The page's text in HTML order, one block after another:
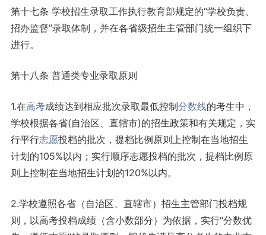
第十七条 学校招生录取工作执行教育部规定的“学校负责、
招办监督”录取体制，并在各省级招生主管部门统一组织下
进行。
第十八条 普通类专业录取原则
1.在高考成绩达到相应批次录取最低控制分数线的考生中，
学校根据各省(自治区、直辖市)的招生政策和有关规定，实
行平行志愿投档的批次，提档比例原则上控制在当地招生
计划的105%以内；实行顺序志愿投档的批次，提档比例原
则上控制在当地招生计划的120%以内。
2.学校遵照各省（自治区、直辖市）招生主管部门投档规
则，以高考投档成绩（含小数部分）为依据，实行“分数优